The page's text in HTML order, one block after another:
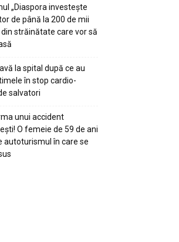
„Diaspora investește
de până la 200 de mii
străinătate care vor să
la spital după ce au
în stop cardio-
salvatori
unui accident
O femeie de 59 de ani
autoturismul în care se